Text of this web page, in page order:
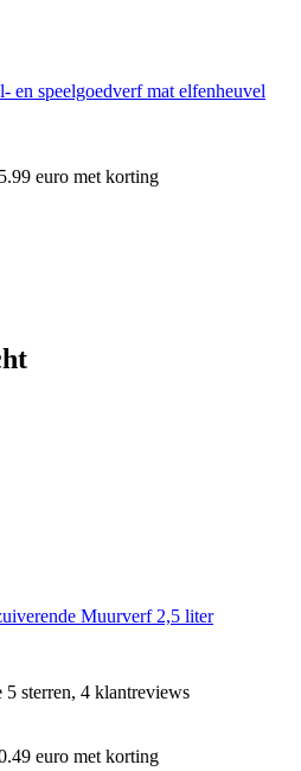
en speelgoedverf mat elfenheuvel
euro met korting
Muurverf 2,5 liter
5 sterren, 4 klantreviews
euro met korting